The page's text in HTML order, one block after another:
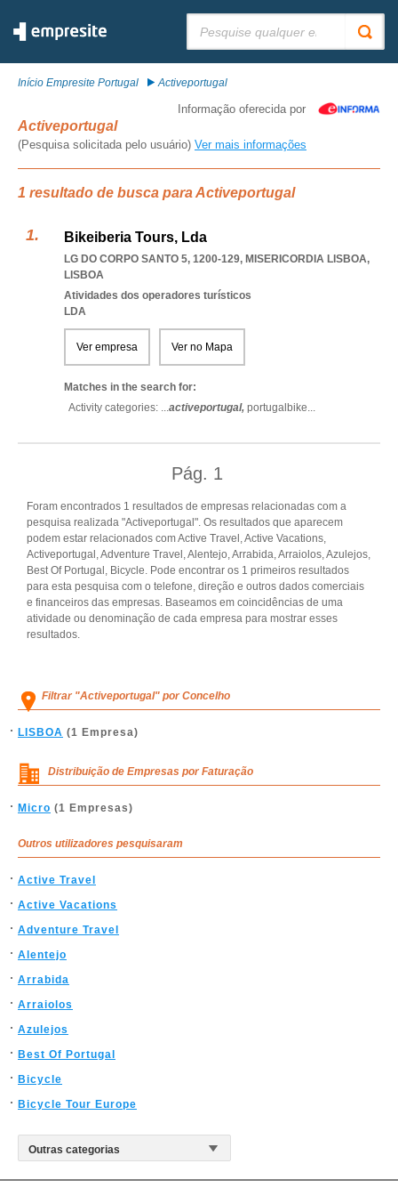
Início Empresite Portugal Activeportugal
Informação oferecida por
Activeportugal
(Pesquisa solicitada pelo usuário) Ver mais informações
1 resultado de busca para Activeportugal
Bikeiberia Tours, Lda
LG DO CORPO SANTO 5, 1200-129, MISERICORDIA LISBOA,
LISBOA
Atividades dos operadores turísticos
LDA
Ver empresa Ver no Mapa
Matches in the search for:
Activity categories: ...activeportugal, portugalbike...
Pág. 1
Foram encontrados 1 resultados de empresas relacionadas com a
pesquisa realizada "Activeportugal". Os resultados que aparecem
podem estar relacionados com Active Travel, Active Vacations,
Activeportugal, Adventure Travel, Alentejo, Arrabida, Arraiolos, Azulejos,
Best Of Portugal, Bicycle. Pode encontrar os 1 primeiros resultados
para esta pesquisa com o telefone, direção e outros dados comerciais
e financeiros das empresas. Baseamos em coincidências de uma
atividade ou denominação de cada empresa para mostrar esses
resultados.
Filtrar "Activeportugal" por Concelho
LISBOA (1 Empresa)
Distribuição de Empresas por Faturação
Micro (1 Empresas)
Outros utilizadores pesquisaram
Active Travel
Active Vacations
Adventure Travel
Alentejo
Arrabida
Arraiolos
Azulejos
Best Of Portugal
Bicycle
Bicycle Tour Europe